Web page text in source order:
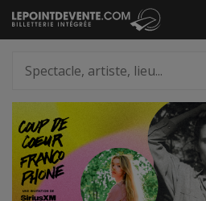
Passer
au
artiste,
lieu...